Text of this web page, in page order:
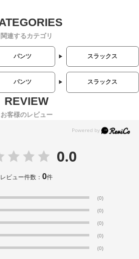
関連するカテゴリ
パンツ スラックス
パンツ スラックス
お客様のレビュー
0.0
レビュー件数：0件
(0)
(0)
(0)
(0)
(0)